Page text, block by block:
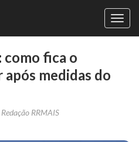
como fica o
medidas do
RRMAIS